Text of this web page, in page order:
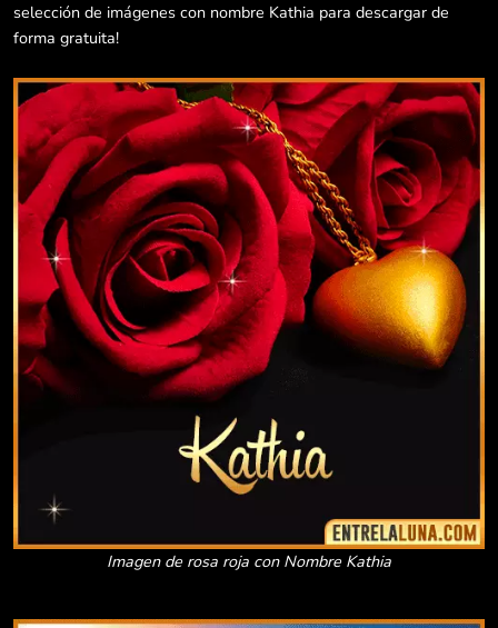
selección de imágenes con nombre Kathia para descargar de
forma gratuita!
Imagen de rosa roja con Nombre Kathia